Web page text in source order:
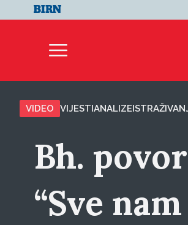
VIDEO VIJESTIANALIZE
Bh.
“Sve